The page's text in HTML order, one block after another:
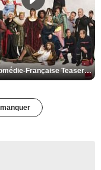
De la Comédie-Française Teaser VF